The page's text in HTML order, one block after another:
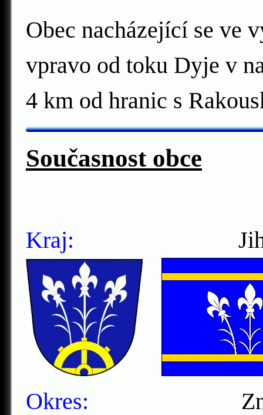
Obec nacházející se ve
vpravo od toku Dyje v
4 km od hranic s
Současnost obce
Kraj:
Okres: